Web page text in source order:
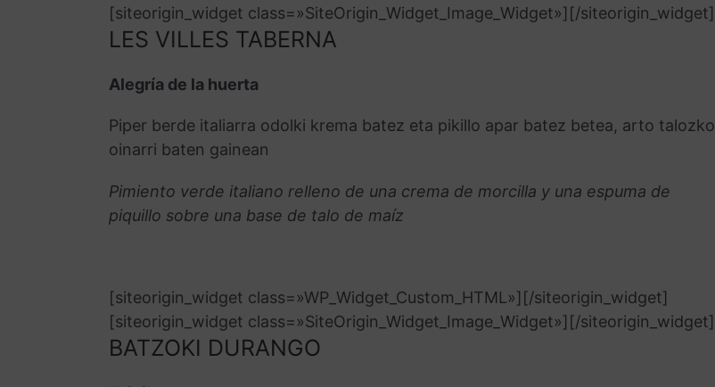
[siteorigin_widget class=»SiteOrigin_Widget_Image_Widget»] [/siteorigin_widget]
LES VILLES TABERNA
Alegría de la huerta
Piper berde italiarra odolki krema batez eta pikillo apar batez betea, arto talozko
oinarri baten gainean
Pimiento verde italiano relleno de una crema de morcilla y una espuma de
piquillo sobre una base de talo de maíz
[siteorigin_widget class=»WP_Widget_Custom_HTML»] [/siteorigin_widget]
[siteorigin_widget class=»SiteOrigin_Widget_Image_Widget»] [/siteorigin_widget]
BATZOKI DURANGO